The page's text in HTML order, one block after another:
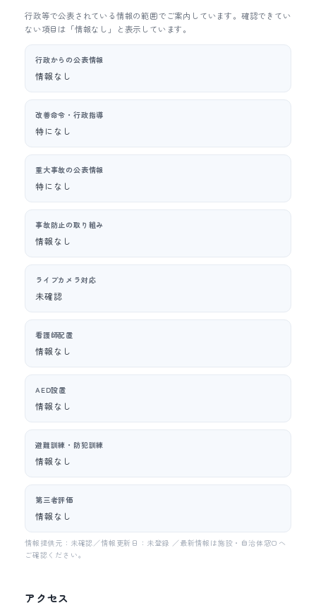
行政等で公表されている情報の範囲でご案内しています。確認できてい
ない項目は「情報なし」と表示しています。
行政からの公表情報
情報なし
改善命令・行政指導
特になし
重大事故の公表情報
特になし
事故防止の取り組み
情報なし
ライブカメラ対応
未確認
看護師配置
情報なし
AED設置
情報なし
避難訓練・防犯訓練
情報なし
第三者評価
情報なし
情報提供元：未確認／情報更新日：未登録 ／最新情報は施設・自治体窓口へ
ご確認ください。
アクセス